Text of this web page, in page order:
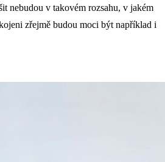
nebudou v takovém rozsahu, v jakém
zřejmě budou moci být například i